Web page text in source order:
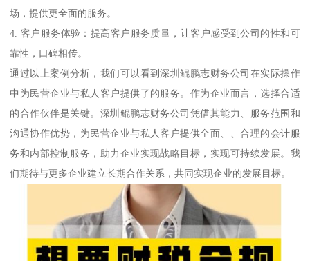
场，提供更全面的服务。
4. 客户服务体验：提高客户服务质量，让客户感受到公司的性和可
靠性，口碑相传。
通过以上案例分析，我们可以看到深圳鲲鹏志财务公司在实际操作
中为民营企业与私人客户提供了的服务。作为企业而言，选择合适
的合作伙伴是关键。深圳鲲鹏志财务公司凭借其能力、服务范围和
沟通协作优势，为民营企业与私人客户提供全面、、合理的会计服
务和内部控制服务，助力企业实现战略目标，实现可持续发展。我
们期待与更多企业建立长期合作关系，共同实现企业的发展目标。